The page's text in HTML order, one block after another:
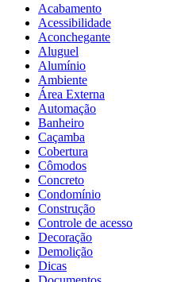
Acabamento
Acessibilidade
Aconchegante
Aluguel
Alumínio
Ambiente
Área Externa
Automação
Banheiro
Caçamba
Cobertura
Cômodos
Concreto
Condomínio
Construção
Controle de acesso
Decoração
Demolição
Dicas